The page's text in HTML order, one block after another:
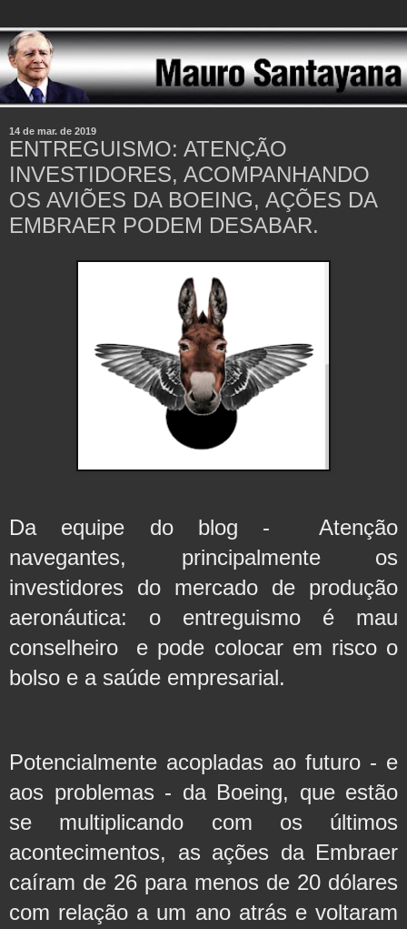
14 de mar. de 2019
ENTREGUISMO: ATENÇÃO
INVESTIDORES, ACOMPANHANDO
OS AVIÕES DA BOEING, AÇÕES DA
EMBRAER PODEM DESABAR.
Da equipe do blog -  Atenção
navegantes, principalmente os
investidores do mercado de produção
aeronáutica: o entreguismo é mau
conselheiro  e pode colocar em risco o
bolso e a saúde empresarial.
Potencialmente acopladas ao futuro - e
aos problemas - da Boeing, que estão
se multiplicando com os últimos
acontecimentos, as ações da Embraer
caíram de 26 para menos de 20 dólares
com relação a um ano atrás e voltaram